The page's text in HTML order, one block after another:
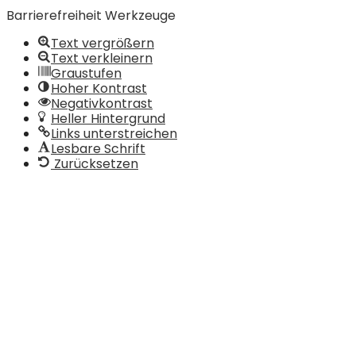
Barrierefreiheit Werkzeuge
Text vergrößern
Text verkleinern
Graustufen
Hoher Kontrast
Negativkontrast
Heller Hintergrund
Links unterstreichen
Lesbare Schrift
Zurücksetzen